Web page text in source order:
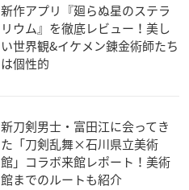
新作アプリ『廻らぬ星のステラ
リウム』を徹底レビュー！美し
い世界観&イケメン錬金術師たち
は個性的
新刀剣男士・富田江に会ってき
た「刀剣乱舞×石川県立美術
館」コラボ来館レポート！美術
館までのルートも紹介